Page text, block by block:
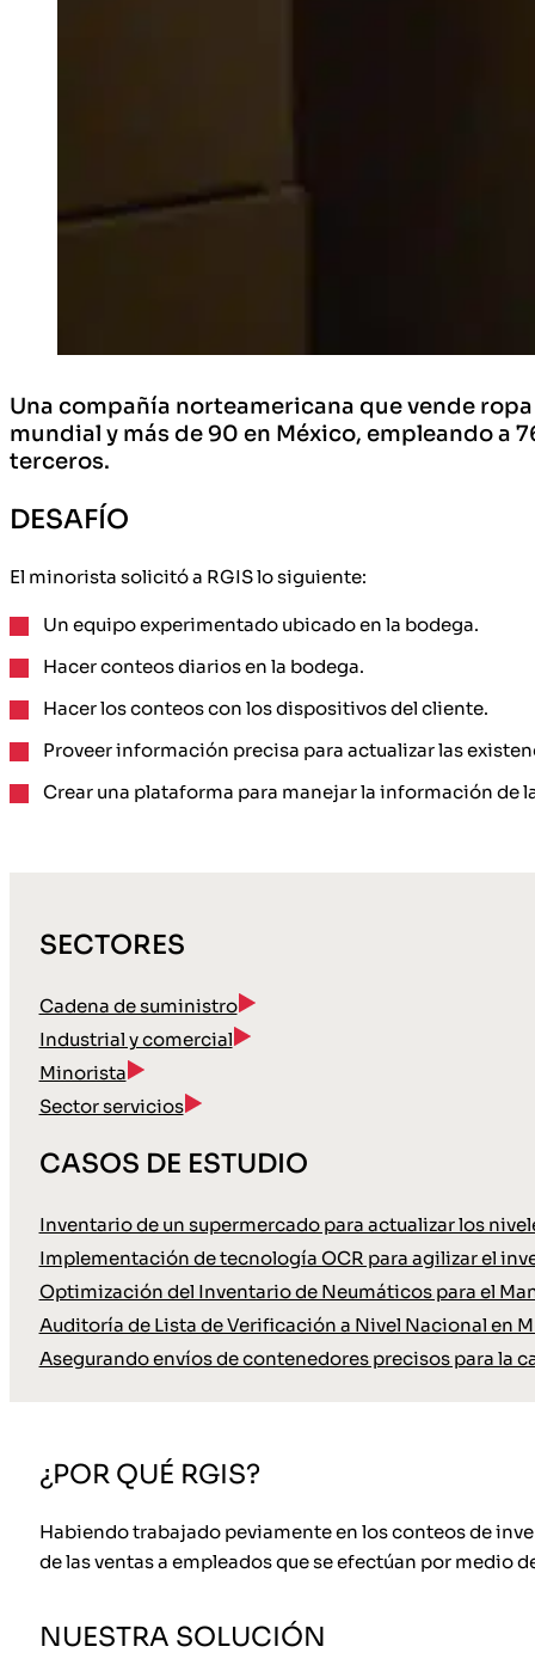
Una compañía norteamericana que vende
mundial y más de 90 en México, empleando a
terceros.
DESAFÍO
El minorista solicitó a RGIS lo siguiente:
Un equipo experimentado ubicado en la bodega.
Hacer conteos diarios en la bodega.
Hacer los conteos con los dispositivos del cliente.
Proveer información precisa para actualizar las
Crear una plataforma para manejar la información de
SECTORES
Cadena de suministro
Industrial y comercial
Minorista
Sector servicios
CASOS DE ESTUDIO
Inventario de un supermercado para actualizar los
Implementación de tecnología OCR para agilizar el
Optimización del Inventario de Neumáticos para el
Auditoría de Lista de Verificación a Nivel Nacional en
Asegurando envíos de contenedores precisos para la
¿POR QUÉ RGIS?
Habiendo trabajado peviamente en los conteos de
de las ventas a empleados que se efectúan por medio
NUESTRA SOLUCIÓN